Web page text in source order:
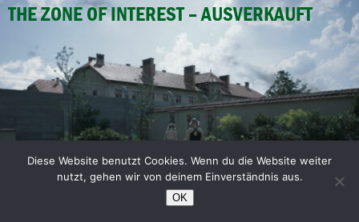
THE ZONE OF INTEREST – AUSVERKAUFT
Diese Website benutzt Cookies. Wenn du die Website weiter
nutzt, gehen wir von deinem Einverständnis aus.
OK